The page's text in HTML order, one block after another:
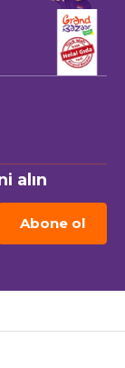
alın
Abone ol